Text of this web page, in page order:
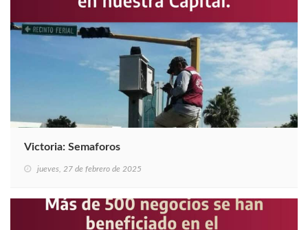
Victoria: Semaforos
jueves, 27 de febrero de 2025